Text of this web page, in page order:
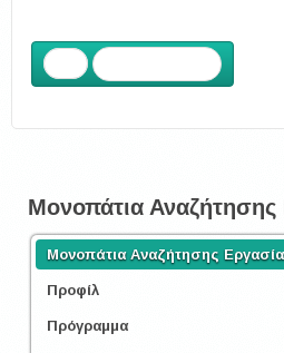
Μονοπάτια Αναζήτησης
Μονοπάτια Αναζήτησης
Προφίλ
Πρόγραμμα